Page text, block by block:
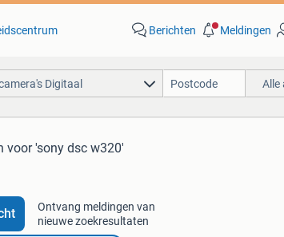
Berichten Meldingen
Digitaal Alle
voor 'sony dsc w320'
Ontvang meldingen van
nieuwe zoekresultaten